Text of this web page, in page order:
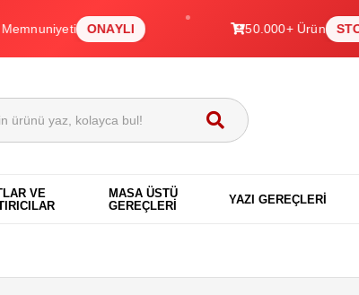
ONAYLI 50.000+ Ürün STOKTA
VE
MASA ÜSTÜ
GEREÇLERİ
YAZI GEREÇLERİ